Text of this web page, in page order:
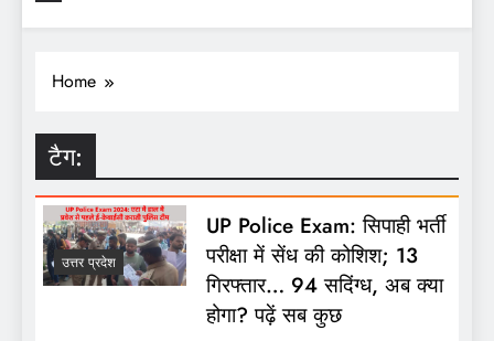
Home
टैग:
उत्तर प्रदेश
UP Police Exam: सिपाही भर्ती
परीक्षा में सेंध की कोशिश; 13
गिरफ्तार… 94 सदिंग्ध, अब क्या
होगा? पढ़ें सब कुछ